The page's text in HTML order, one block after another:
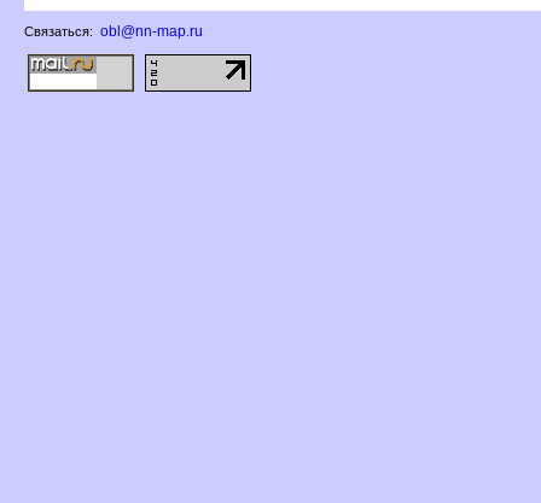
Связаться: obl@nn-map.ru